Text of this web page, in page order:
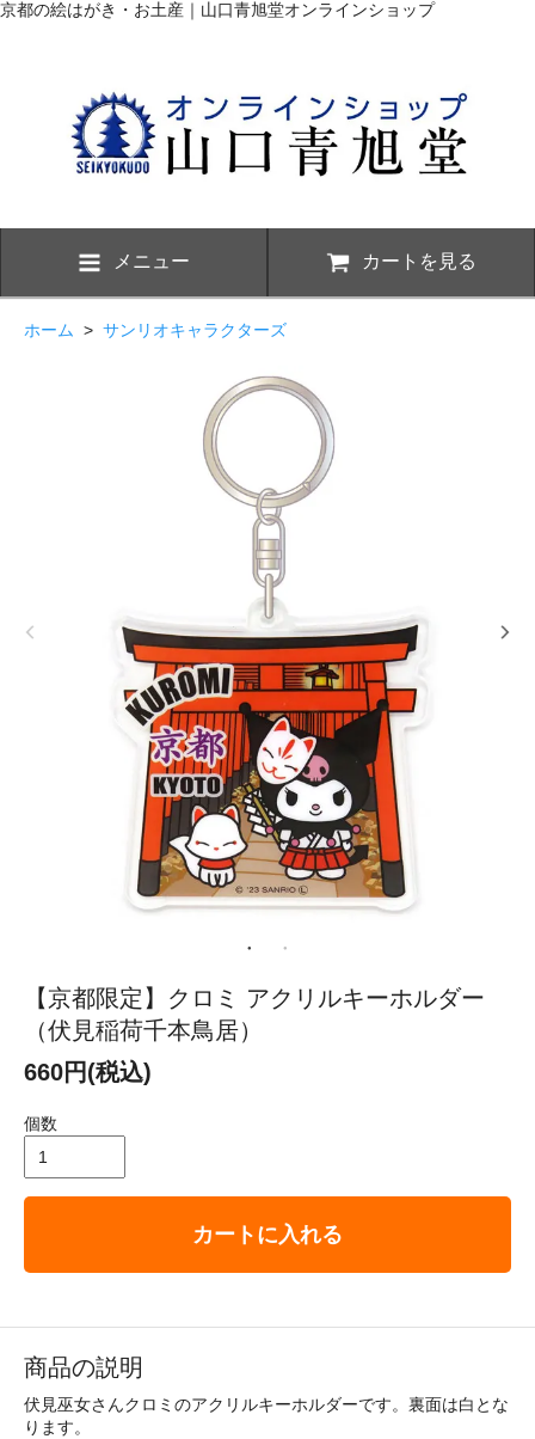
京都の絵はがき・お土産｜山口青旭堂オンラインショップ
メニュー カートを見る
ホーム > サンリオキャラクターズ
【京都限定】クロミ アクリルキーホルダー
（伏見稲荷千本鳥居）
660円(税込)
個数
カートに入れる
商品の説明
伏見巫女さんクロミのアクリルキーホルダーです。裏面は白とな
ります。